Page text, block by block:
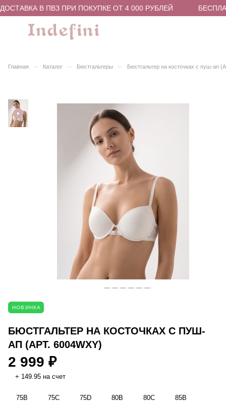
В ПВЗ ПРИ ПОКУПКЕ ОТ 4 000 РУБЛЕЙ
Главная – Каталог – Бюстгальтеры – Бюстгальтер на косточках с пуш-ап
НОВИНКА
БЮСТГАЛЬТЕР НА КОСТОЧКАХ С ПУШ-
АП (АРТ. 6004WXY)
2 999 ₽
+ 149.95 на счет
75B 75C 75D 80B 80C 85B